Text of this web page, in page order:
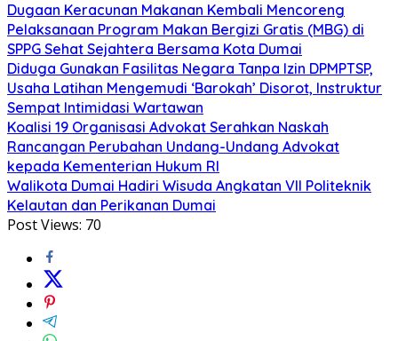
Dugaan Keracunan Makanan Kembali Mencoreng
Pelaksanaan Program Makan Bergizi Gratis (MBG) di
SPPG Sehat Sejahtera Bersama Kota Dumai
Diduga Gunakan Fasilitas Negara Tanpa Izin DPMPTSP,
Usaha Latihan Mengemudi ‘Barokah’ Disorot, Instruktur
Sempat Intimidasi Wartawan
Koalisi 19 Organisasi Advokat Serahkan Naskah
Rancangan Perubahan Undang-Undang Advokat
kepada Kementerian Hukum RI
Walikota Dumai Hadiri Wisuda Angkatan VII Politeknik
Kelautan dan Perikanan Dumai
Post Views: 70